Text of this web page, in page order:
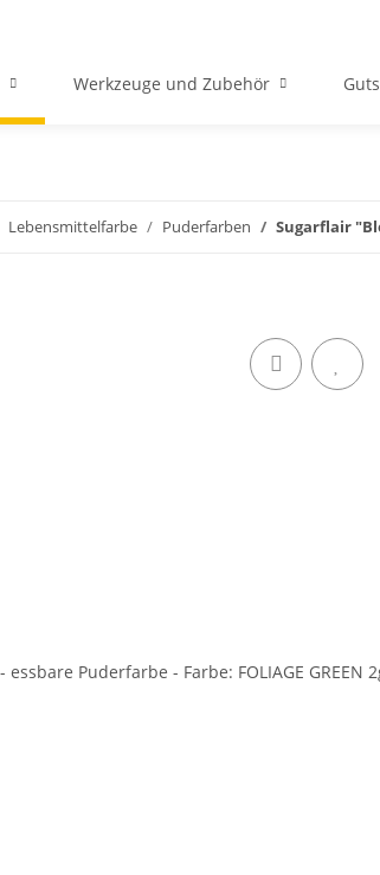
Werkzeuge und Zubehör
Lebensmittelfarbe Puderfarben Sugarflair